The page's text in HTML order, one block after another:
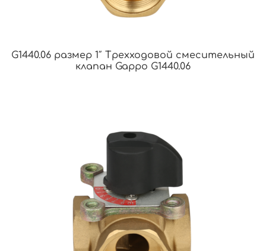
G1440.06 размер 1″ Трехходовой смесительный
клапан Gappo G1440.06